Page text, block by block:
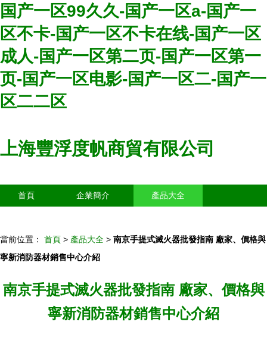
国产一区99久久-国产一区a-国产一
区不卡-国产一区不卡在线-国产一区
成人-国产一区第二页-国产一区第一
页-国产一区电影-国产一区二-国产一
区二二区
上海豐浮度帆商貿有限公司
首頁 企業簡介 產品大全
當前位置： 首頁 > 產品大全 > 南京手提式滅火器批發指南 廠家、價格與
寧新消防器材銷售中心介紹
南京手提式滅火器批發指南 廠家、價格與
寧新消防器材銷售中心介紹